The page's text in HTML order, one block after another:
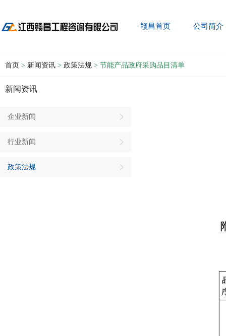
赣昌首页 公司简介
首页 > 新闻资讯 > 政策法规 > 节能产品政府采购品目清单
新闻资讯
企业新闻
行业新闻
政策法规